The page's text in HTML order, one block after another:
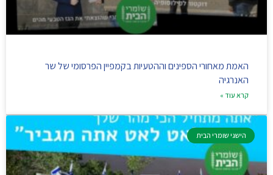
האמת מאחורי הספינים וההטעיות בקמפיין הפרסומי של שר
האנרגיה
קרא עוד »
הישגי שומרי הבית